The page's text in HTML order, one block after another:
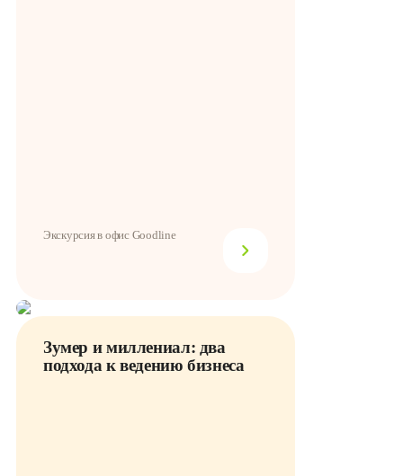
Экскурсия в офис Goodline
Зумер и миллениал: два
подхода к ведению бизнеса